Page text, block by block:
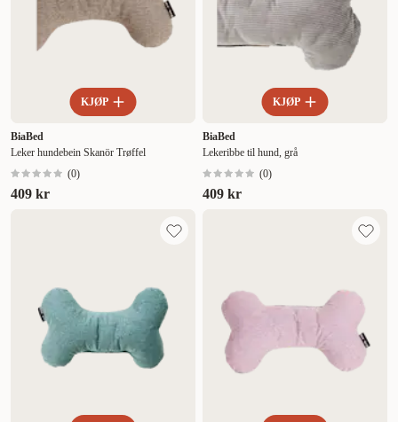
KJØP
BiaBed
Leker hundebein Skanör Trøffel
(0)
409 kr
KJØP
BiaBed
Lekeribbe til hund, grå
(0)
409 kr